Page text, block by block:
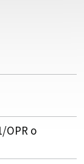
stránka
sídla.
OPR o